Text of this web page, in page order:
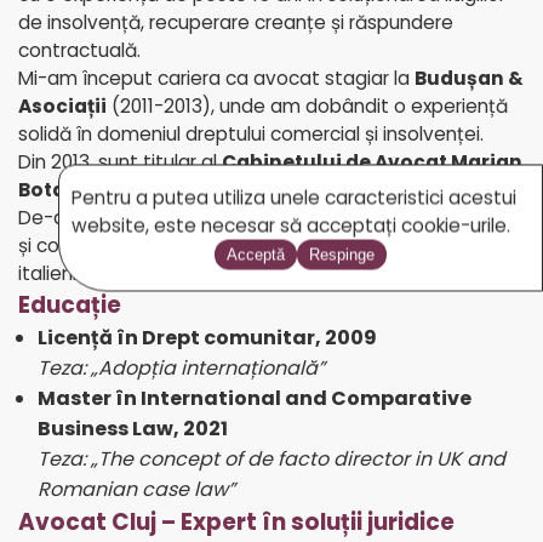
de insolvență, recuperare creanțe și răspundere
contractuală.
Mi-am început cariera ca avocat stagiar la Budușan &
Asociații (2011-2013), unde am dobândit o experiență
solidă în domeniul dreptului comercial și insolvenței.
Din 2013, sunt titular alCabinetului de Avocat Marian
Bota , continuând colaborarea cu Budușan & Asociații.
De-a lungul anilor, am asistat atât persoane fizice, cât
și companii românești și străine, inclusiv numeroși clienți
italieni care desfășoară afaceri în România.
Educație
Licență în Drept comunitar, 2009
Teza: „Adopția internațională”
Master în International and Comparative
Business Law, 2021
Teza: „The concept of de facto director in UK and
Romanian case law”
Avocat Cluj – Expert în soluții juridice
Pentru a putea utiliza unele caracteristici acestui
website, este necesar să acceptați cookie-urile.
Acceptă Respinge